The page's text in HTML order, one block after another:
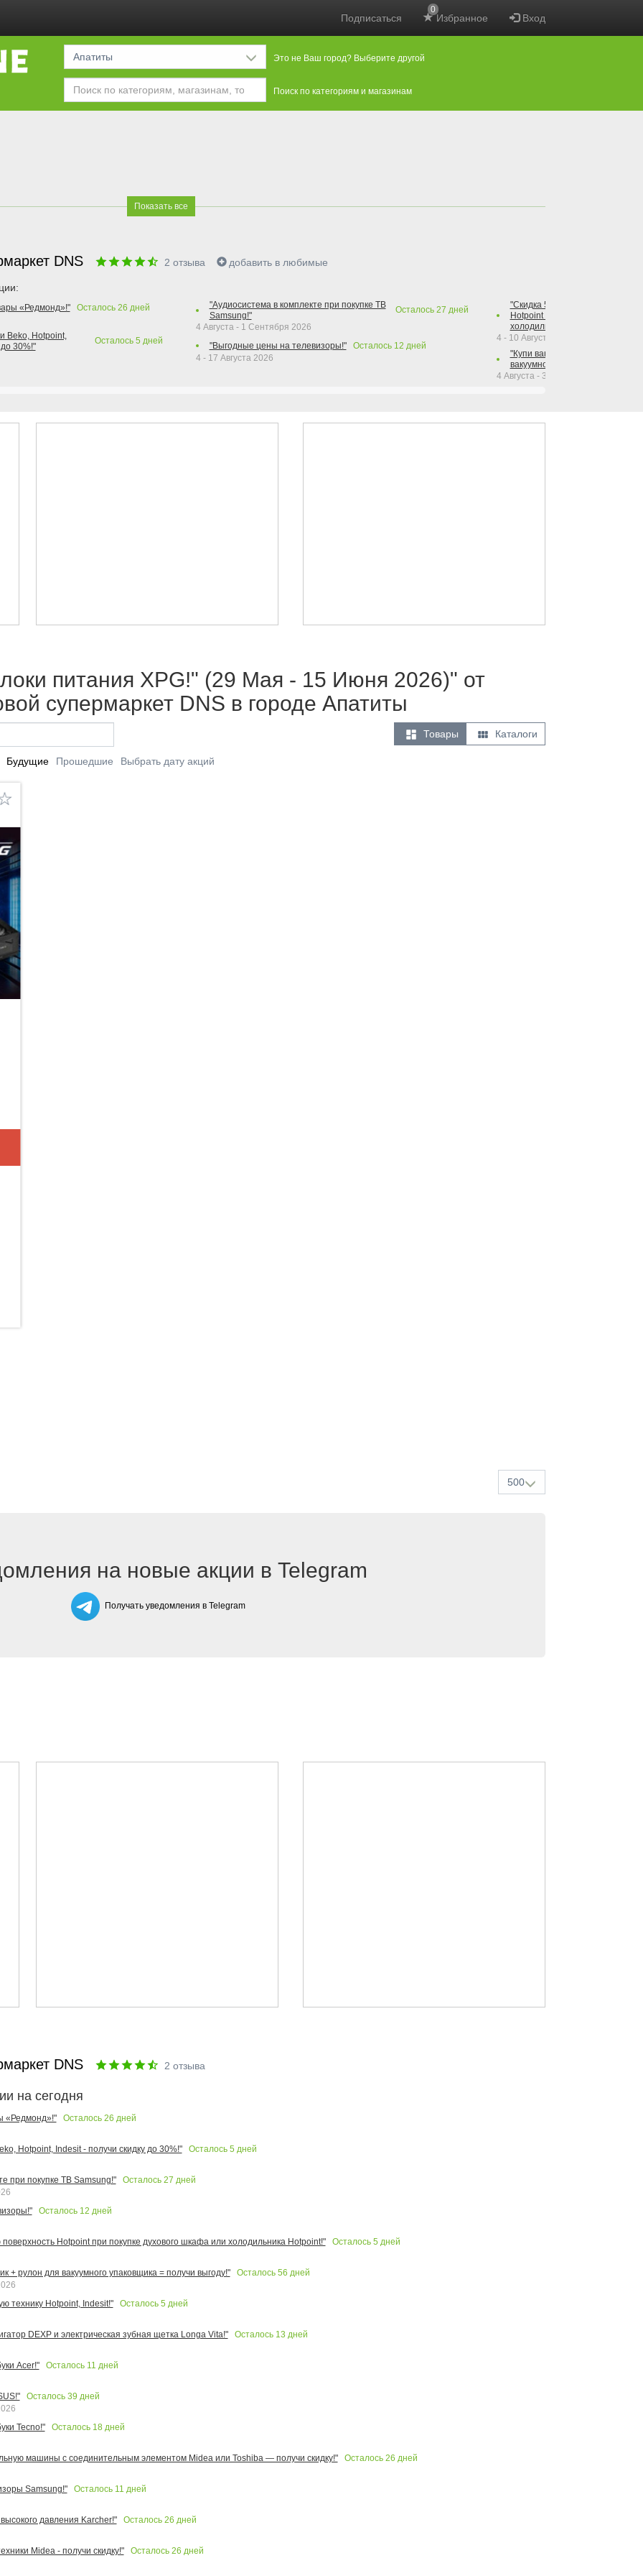
Подписаться Избранное
0
Вход
Апатиты Это не Ваш город? Выберите другой
Поиск по категориям и магазинам
Показать все
DNS 2 отзыва добавить в любимые
«Редмонд»!" Осталось 26 дней
Beko, Hotpoint,
30%!"
Осталось 5 дней
"Аудиосистема в комплекте при покупке ТВ
Samsung!"
Осталось 27 дней
4 Августа - 1 Сентября 2026
"Выгодные цены на телевизоры!"
Осталось 12 дней
4 - 17 Августа 2026
"Скидка 50% на варочную
Hotpoint при покупке духового
холодильника Hotpoint!"
4 - 10 Августа 2026
"Купи вакуумный упаковщик +
вакуумного упаковщика =
4 Августа - 30 Сентября 2026
питания XPG!" (29 Мая - 15 Июня 2026)" от
супермаркет DNS в городе Апатиты
 Товары  Каталоги
Будущие Прошедшие Выбрать дату акций
500
на новые акции в Telegram
Получать уведомления в Telegram
DNS 2 отзыва
на сегодня
«Редмонд»!" Осталось 26 дней
Hotpoint, Indesit - получи скидку до 30%!" Осталось 5 дней
при покупке ТВ Samsung!" Осталось 27 дней
Осталось 12 дней
Hotpoint при покупке духового шкафа или холодильника Hotpoint!" Осталось 5 дней
+ рулон для вакуумного упаковщика = получи выгоду!" Осталось 56 дней
технику Hotpoint, Indesit!"
Осталось 5 дней
DEXP и электрическая зубная щетка Longa Vita!" Осталось 13 дней
Acer!" Осталось 11 дней
Осталось 39 дней
Tecno!"
Осталось 18дней
машины с соединительным элементом Midea или Toshiba — получи скидку!" Осталось 26 дней
Samsung!" Осталось 11 дней
давления Karcher!" Осталось 26 дней
Midea - получи скидку!" Осталось 26 дней